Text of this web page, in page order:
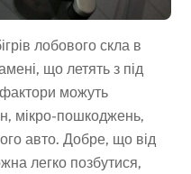
лобового скла в
що летять з під
фактори можуть
мікро-пошкоджень,
авто. Добре, що від
легко позбутися,